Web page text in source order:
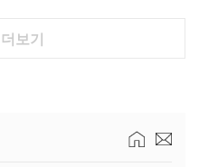
보기